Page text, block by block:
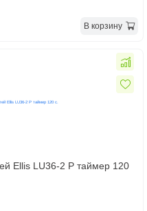
В корзину
Ellis LU36-2 P таймер 120